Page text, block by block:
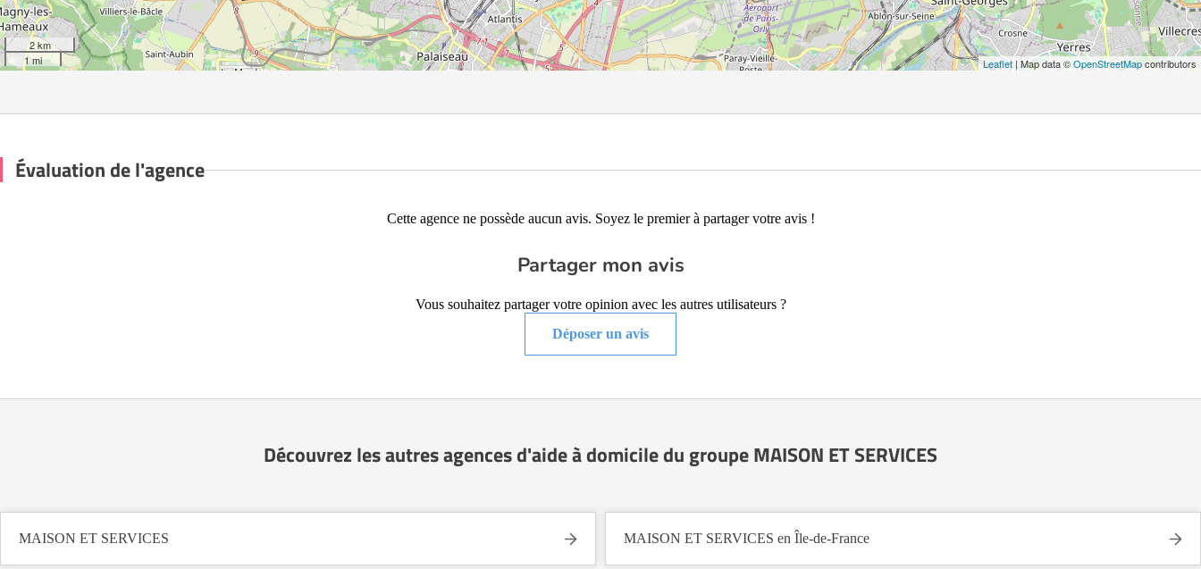
2 km
1 mi
Leaflet| Map data ©OpenStreetMapcontributors
Évaluation de l'agence
Cette agence ne possède aucun avis. Soyez le premier à partager votre avis !
Partager mon avis
Vous souhaitez partager votre opinion avec les autres utilisateurs ?
Déposer un avis
Découvrez les autres agences d'aide à domicile du groupe MAISON ET SERVICES
MAISON ET SERVICES MAISON ET SERVICES en Île-de-France